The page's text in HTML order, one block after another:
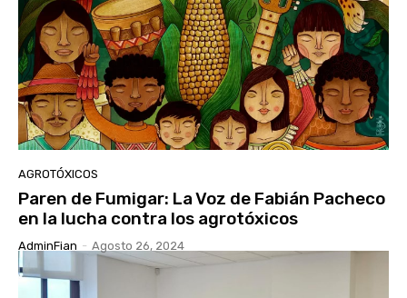
AGROTÓXICOS
Paren de Fumigar: La Voz de Fabián Pacheco
en la lucha contra los agrotóxicos
AdminFian - Agosto 26, 2024